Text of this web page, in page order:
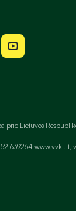
prie Lietuvos
639264 www.vvkt.lt,